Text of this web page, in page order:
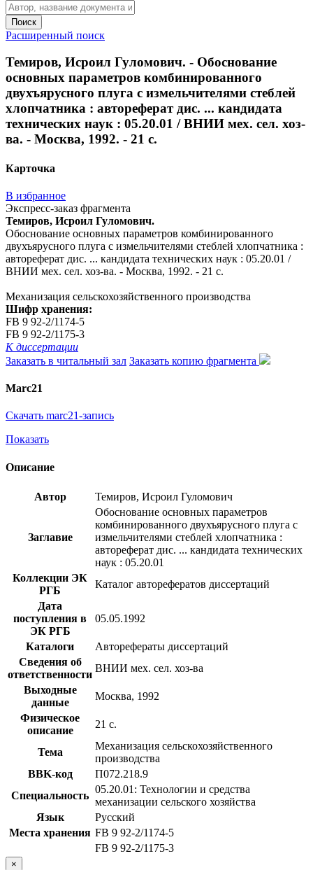
Поиск
Расширенный поиск
Темиров, Исроил Гуломович. - Обоснование
основных параметров комбинированного
двухъярусного плуга с измельчителями стеблей
хлопчатника : автореферат дис. ... кандидата
технических наук : 05.20.01 / ВНИИ мех. сел. хоз-
ва. - Москва, 1992. - 21 с.
Карточка
В избранное
Экспресс-заказ фрагмента
Темиров, Исроил Гуломович.
Обоснование основных параметров комбинированного
двухъярусного плуга с измельчителями стеблей хлопчатника :
автореферат дис. ... кандидата технических наук : 05.20.01 /
ВНИИ мех. сел. хоз-ва. - Москва, 1992. - 21 с.
Механизация сельскохозяйственного производства
Шифр хранения:
FB 9 92-2/1174-5
FB 9 92-2/1175-3
К диссертации
Заказать в читальный зал Заказать копию фрагмента
Marc21
Скачать marc21-запись
Показать
Описание
Автор Темиров, Исроил Гуломович
Заглавие
Обоснование основных параметров
комбинированного двухъярусного плуга с
измельчителями стеблей хлопчатника :
автореферат дис. ... кандидата технических
наук : 05.20.01
Коллекции ЭК
РГБ
Каталог авторефератов диссертаций
Дата
поступления в
ЭК РГБ
05.05.1992
Каталоги
Авторефераты диссертаций
Сведения об
ответственности
ВНИИ мех. сел. хоз-ва
Выходные
данные
Москва, 1992
Физическое
описание
21 с.
Тема
Механизация сельскохозяйственного
производства
BBK-код
П072.218.9
Специальность
05.20.01: Технологии и средства
механизации сельского хозяйства
Язык
Русский
Места хранения FB 9 92-2/1174-5
FB 9 92-2/1175-3
×